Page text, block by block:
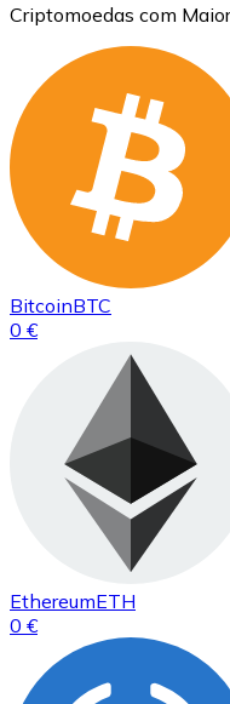
Criptomoedas com
BitcoinBTC
0 €
EthereumETH
0 €